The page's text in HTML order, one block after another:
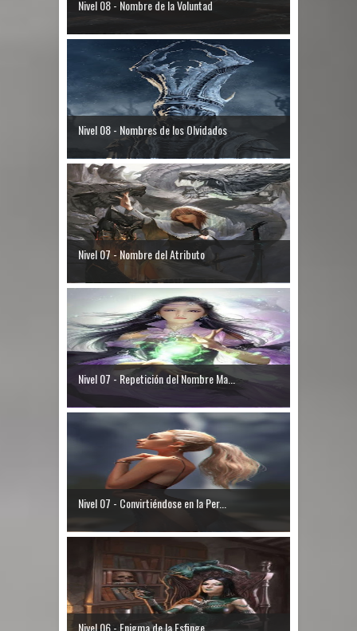
Nivel 08 - Nombre de la Voluntad
Nivel 08 - Nombres de los Olvidados
Nivel 07 - Nombre del Atributo
Nivel 07 - Repetición del Nombre Ma...
Nivel 07 - Convirtiéndose en la Per...